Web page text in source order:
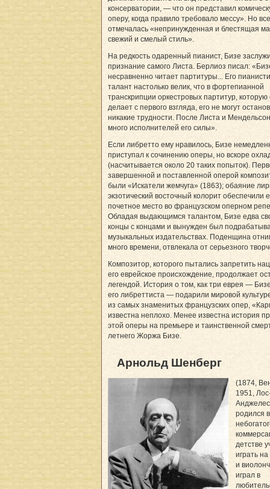
консерватории, — что он представил
оперу, когда правило требовало мессу». Но
отмечалась «непринужденная и блестящая
свежий и смелый стиль».
На редкость одаренный пианист, Бизе
признание самого Листа. Берлиоз писал:
несравненно читает партитуры... Его
талант настолько велик, что в фортепианной
транскрипции оркестровых партитур, которую
делает с первого взгляда, его не могут
никакие трудности. После Листа и
много исполнителей его силы».
Если либретто ему нравилось, Бизе
приступал к сочинению оперы, но вскоре
(насчитывается около 20 таких попыток).
завершенной и поставленной оперой
были «Искатели жемчуга» (1863); обаяние
экзотический восточный колорит обеспечили
почетное место во французском оперном
Обладая выдающимся талантом, Бизе едва
концы с концами и вынужден был
музыкальных издательствах. Поденщина
много времени, отвлекала от серьезного
Композитор, которого пытались запретить
его еврейское происхождение, продолжает
легендой. История о том, как три еврея —
его либреттиста — подарили мировой
из самых знаменитых французских опер,
известна неплохо. Менее известна история
этой оперы на премьере и таинственной
летнего Жоржа Бизе.
Арнольд Шенберг
(1874,
1951,
родился
детстве
играть на
и
играл в